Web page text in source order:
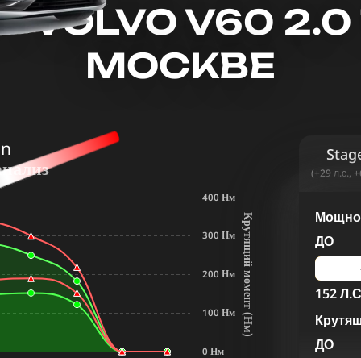
V60 2.0
МОСКВЕ
К
р
у
т
я
щ
и
й
м
о
м
е
н
т
(
Н
м
)
0 Нм
100 Нм
200 Нм
300 Нм
400 Нм
(+29 л.с.,
ДО
152
ДО